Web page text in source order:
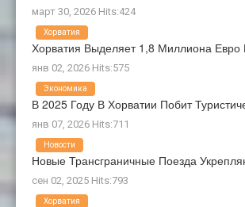
март 30, 2026 Hits:424
Хорватия Выделяет 1,8 Миллиона
янв 02, 2026 Hits:575
Хорватия
В 2025 Году В Хорватии Побит
янв 07, 2026 Hits:711
Экономика
Новые Трансграничные Поезда
сен 02, 2025 Hits:793
Новости
Хорватия